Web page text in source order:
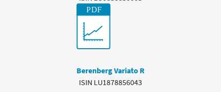
Berenberg Variato R
ISIN LU1878856043